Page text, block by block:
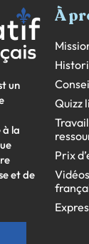
un
la
et de
À
Quizz
Prix